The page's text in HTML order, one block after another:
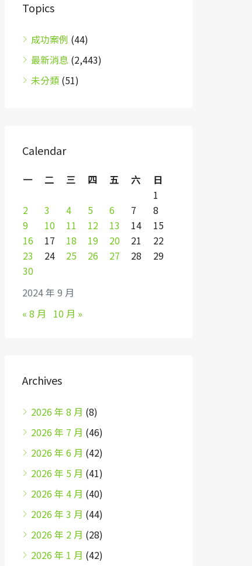
Topics
成功案例 (44)
最新消息 (2,443)
未分類 (51)
Calendar
2024 年 9 月
一 二 三 四 五 六
日
1
2
3 4 5 6 7
8
9
10 11 12 13 14
15
16
17 18 19 20 21
22
23
24 25 26 27 28
29
30
« 8 月 10 月 »
Archives
2026 年 8 月 (8)
2026 年 7 月 (46)
2026 年 6 月 (42)
2026 年 5 月 (41)
2026 年 4 月 (40)
2026 年 3 月 (44)
2026 年 2 月 (28)
2026 年 1 月 (42)